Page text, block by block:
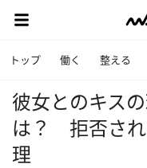
トップ 働く 整える
彼女とのキス
は？ 拒否され
理